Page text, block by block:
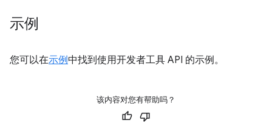
示例
您可以在示例中找到使用开发者工具 API 的示例。
该内容对您有帮助吗？